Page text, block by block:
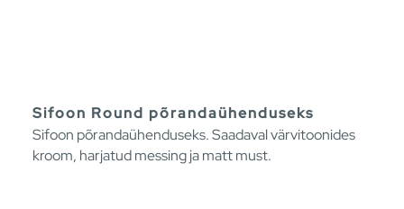
Sifoon Round põrandaühenduseks
Sifoon põrandaühenduseks. Saadaval värvitoonides
kroom, harjatud messing ja matt must.